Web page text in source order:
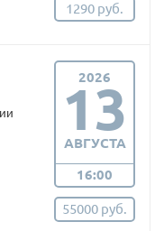
1290 руб.
2026
13
АВГУСТА
16:00
55000 руб.